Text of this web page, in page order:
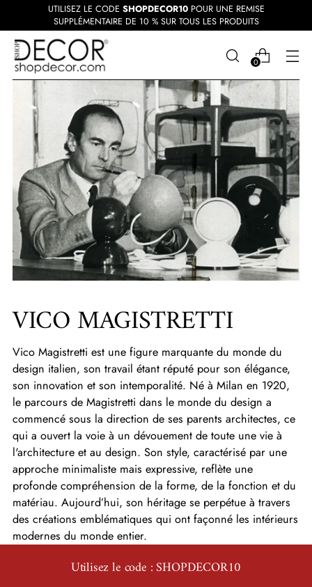
UTILISEZ LE CODE SHOPDECOR10POUR UNE REMISE
SUPPLÉMENTAIRE DE 10 % SUR TOUS LES PRODUITS
0
VICO MAGISTRETTI
Vico Magistretti est une figure marquante du monde du
design italien, son travail étant réputé pour son élégance,
son innovation et son intemporalité. Né à Milan en 1920,
le parcours de Magistretti dans le monde du design a
commencé sous la direction de ses parents architectes, ce
qui a ouvert la voie à un dévouement de toute une vie à
l'architecture et au design. Son style, caractérisé par une
approche minimaliste mais expressive, reflète une
profonde compréhension de la forme, de la fonction et du
matériau. Aujourd’hui, son héritage se perpétue à travers
des créations emblématiques qui ont façonné les intérieurs
modernes du monde entier.
Utilisez le code : SHOPDECOR10